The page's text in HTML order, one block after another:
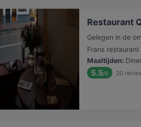
Restaurant
Gelegen in de
Frans restaurant
Maaltijden:
5.5/6 20